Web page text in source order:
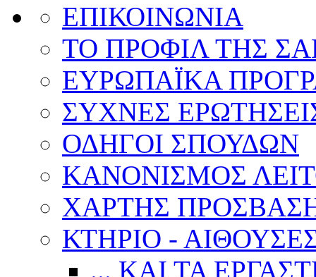
ΕΠΙΚΟΙΝΩΝΙΑ
ΤΟ ΠΡΟΦΙΛ ΤΗΣ
ΕΥΡΩΠΑΪΚΑ
ΣΥΧΝΕΣ
ΟΔΗΓΟΙ ΣΠΟΥΔΩΝ
ΚΑΝΟΝΙΣΜΟΣ
ΧΑΡΤΗΣ
ΚΤΗΡΙΟ -
... ΚΑΙ ΤΑ